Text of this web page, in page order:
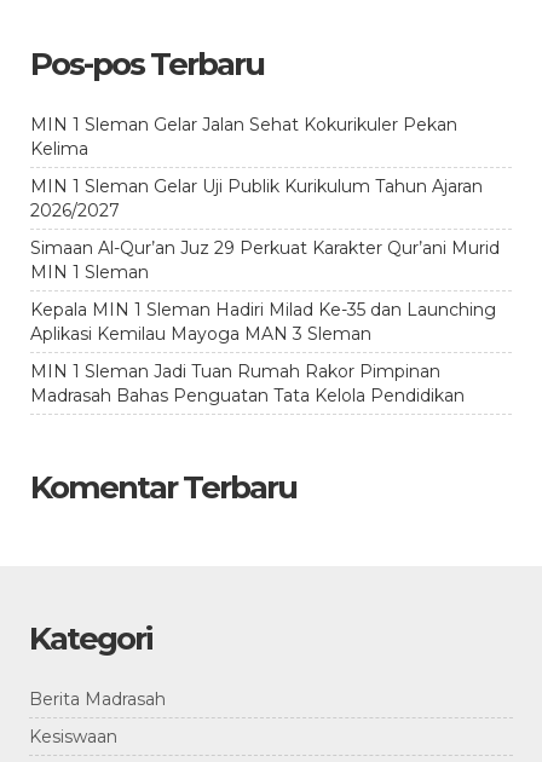
Pos-pos Terbaru
MIN 1 Sleman Gelar Jalan Sehat Kokurikuler Pekan
Kelima
MIN 1 Sleman Gelar Uji Publik Kurikulum Tahun Ajaran
2026/2027
Simaan Al-Qur’an Juz 29 Perkuat Karakter Qur’ani Murid
MIN 1 Sleman
Kepala MIN 1 Sleman Hadiri Milad Ke-35 dan Launching
Aplikasi Kemilau Mayoga MAN 3 Sleman
MIN 1 Sleman Jadi Tuan Rumah Rakor Pimpinan
Madrasah Bahas Penguatan Tata Kelola Pendidikan
Komentar Terbaru
Kategori
Berita Madrasah
Kesiswaan